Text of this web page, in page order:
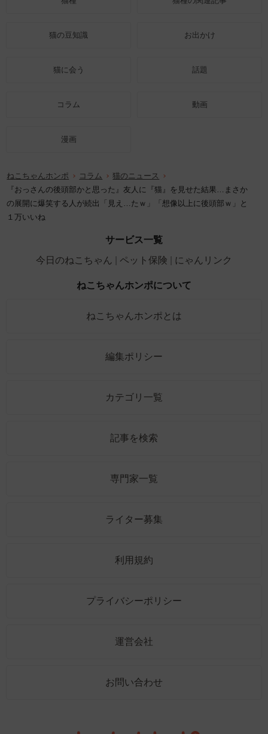
猫の豆知識 お出かけ
猫に会う 話題
コラム 動画
漫画
ねこちゃんホンポ コラム
猫のニュース
『おっさんの後頭部かと思った』友人に『猫』を見せた結果…まさか
の展開に爆笑する人が続出「見え…たｗ」「想像以上に後頭部ｗ」と
１万いいね
サービス一覧
今日のねこちゃん
ペット保険 にゃんリンク
ねこちゃんホンポについて
ねこちゃんホンポとは
編集ポリシー
カテゴリ一覧
記事を検索
専門家一覧
ライター募集
利用規約
プライバシーポリシー
運営会社
お問い合わせ